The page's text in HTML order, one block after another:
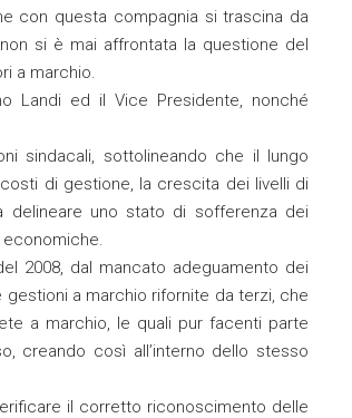
con questa compagnia si trascina da
si è mai affrontata la questione del
a marchio.
Landi ed il Vice Presidente, nonché
sindacali, sottolineando che il lungo
di gestione, la crescita dei livelli di
delineare uno stato di sofferenza dei
2008, dal mancato adeguamento dei
a marchio rifornite da terzi, che
a marchio, le quali pur facenti parte
creando così all’interno dello stesso
il corretto riconoscimento delle